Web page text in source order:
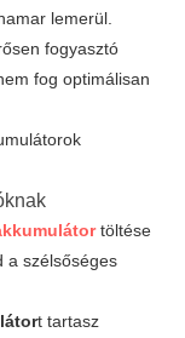
lemerül.
fogyasztó
fog optimálisan
töltése
a szélsőséges
t tartasz